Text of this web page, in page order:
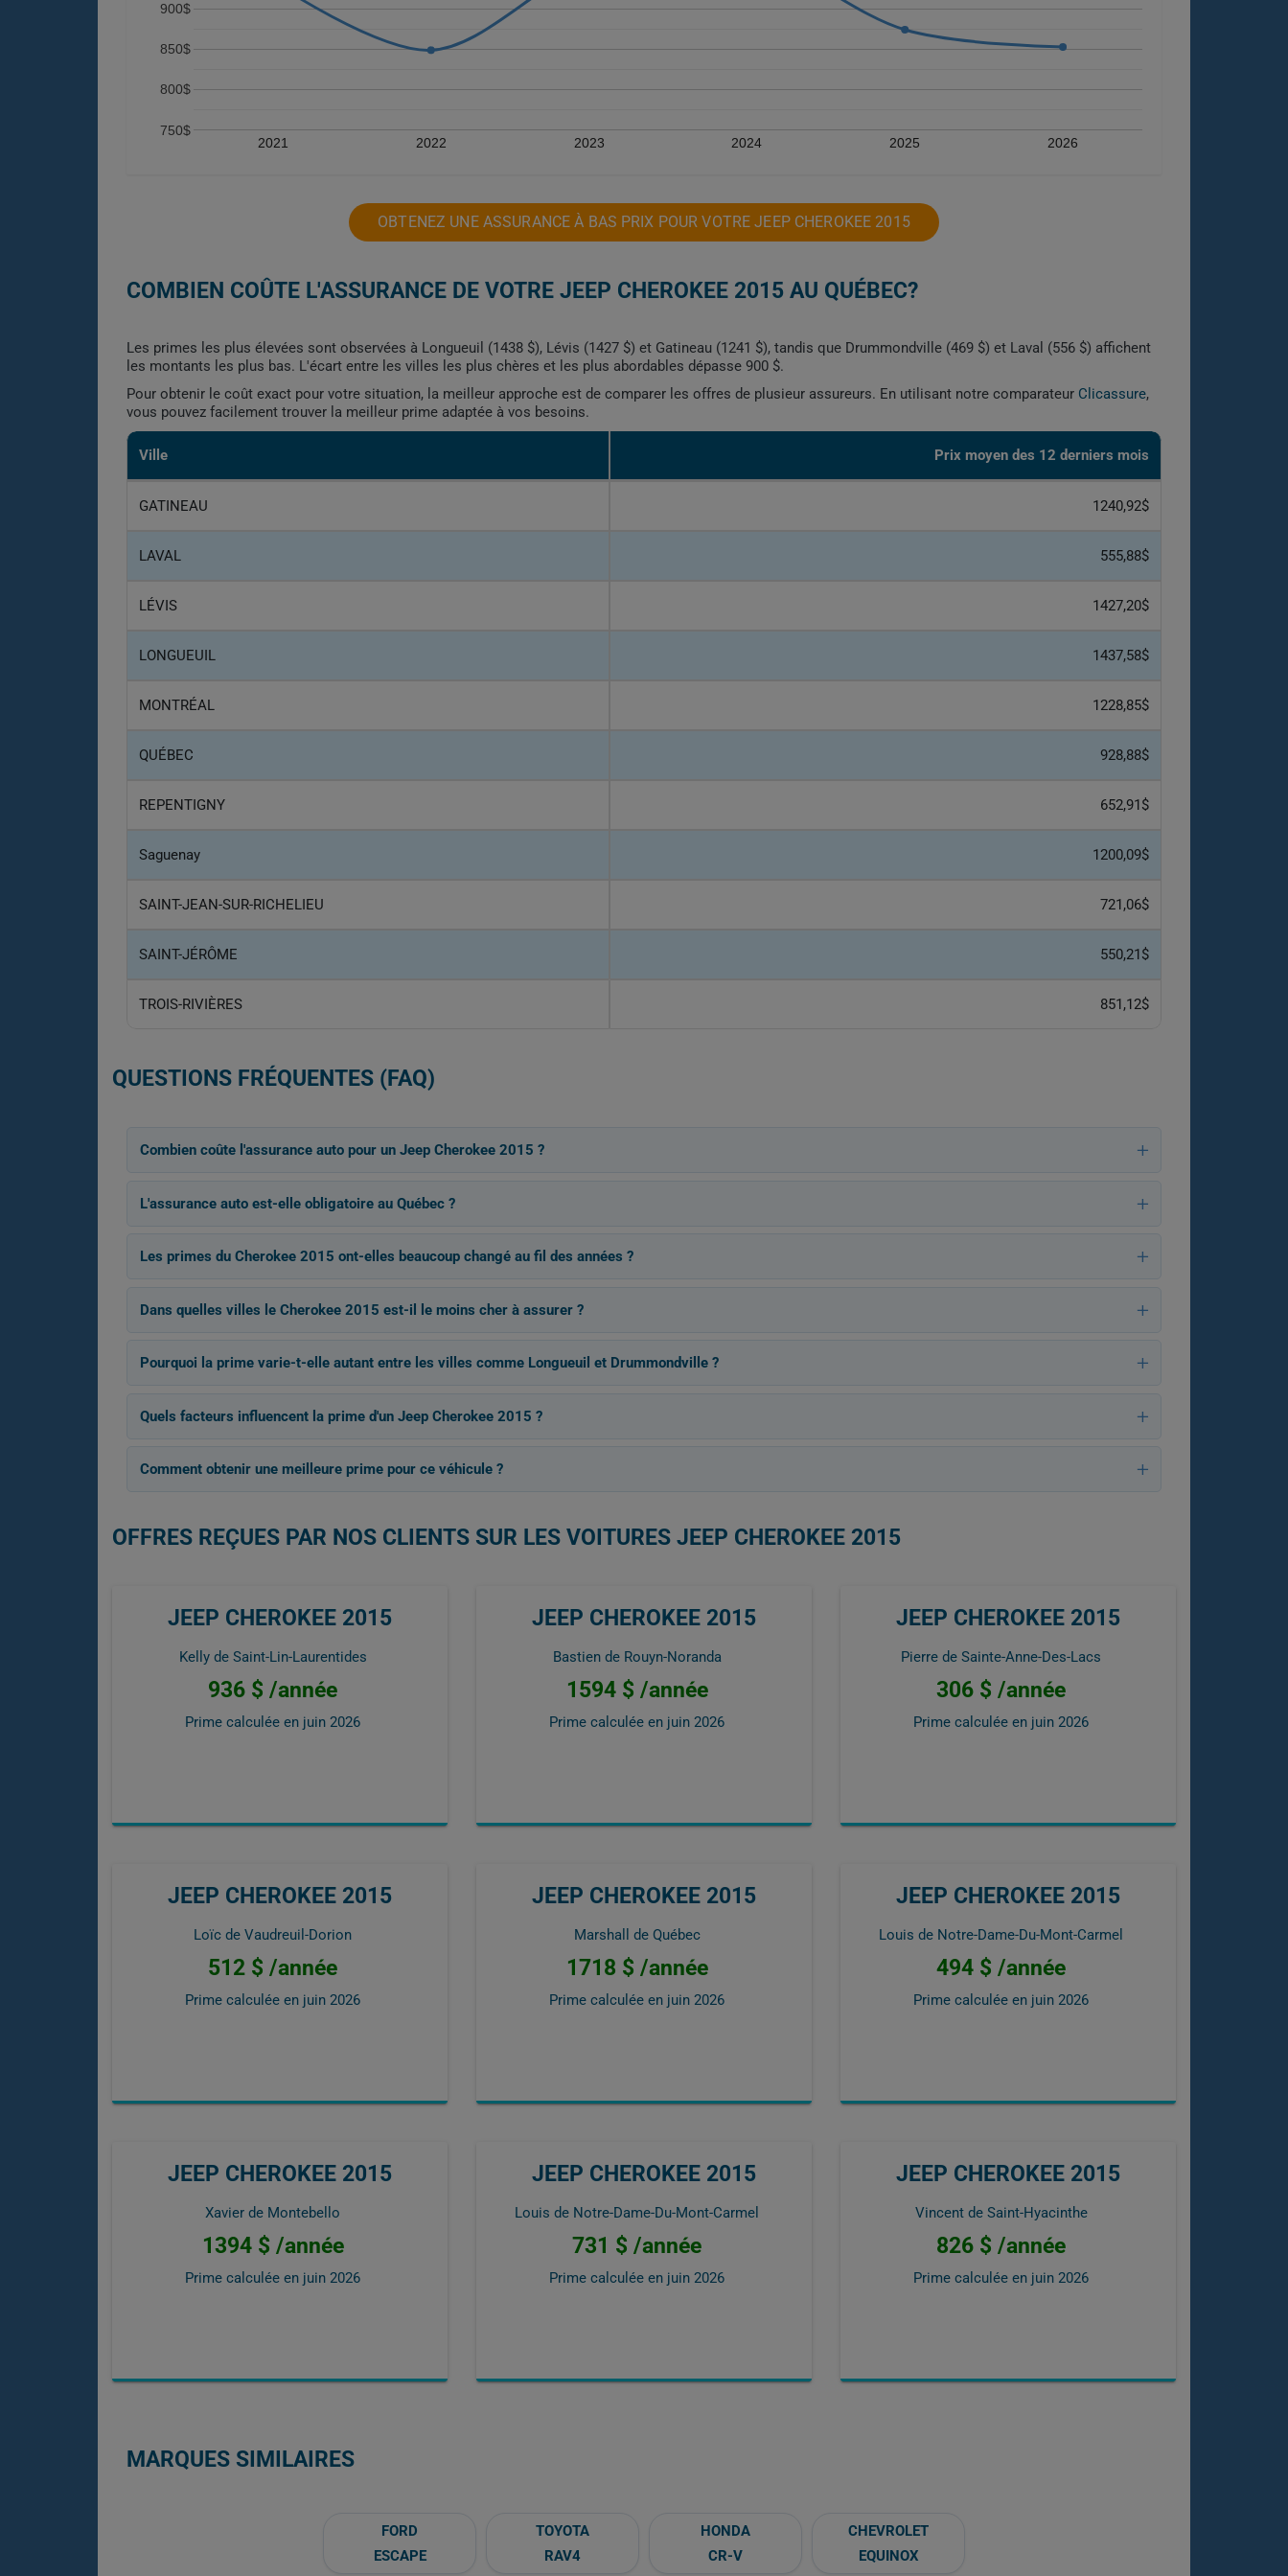
2021 2022 2023 2024 2025 2026
750$
800$
850$
900$
OBTENEZ UNE ASSURANCE À BAS PRIX POUR VOTRE JEEP CHEROKEE 2015
COMBIEN COÛTE L'ASSURANCE DE VOTRE JEEP CHEROKEE 2015 AU QUÉBEC?
Les primes les plus élevées sont observées à Longueuil (1438 $), Lévis (1427 $) et Gatineau (1241 $), tandis que Drummondville (469 $) et Laval (556 $) affichent
les montants les plus bas. L'écart entre les villes les plus chères et les plus abordables dépasse 900 $.
Pour obtenir le coût exact pour votre situation, la meilleur approche est de comparer les offres de plusieur assureurs. En utilisant notre comparateur Clicassure,
vous pouvez facilement trouver la meilleur prime adaptée à vos besoins.
Ville Prix ​​moyen des 12 derniers mois
GATINEAU 1240,92$
LAVAL 555,88$
LÉVIS 1427,20$
LONGUEUIL 1437,58$
MONTRÉAL 1228,85$
QUÉBEC 928,88$
REPENTIGNY 652,91$
Saguenay 1200,09$
SAINT-JEAN-SUR-RICHELIEU 721,06$
SAINT-JÉRÔME 550,21$
TROIS-RIVIÈRES 851,12$
QUESTIONS FRÉQUENTES (FAQ)
Combien coûte l'assurance auto pour un Jeep Cherokee 2015 ?
L'assurance auto est-elle obligatoire au Québec ?
Les primes du Cherokee 2015 ont-elles beaucoup changé au fil des années ?
Dans quelles villes le Cherokee 2015 est-il le moins cher à assurer ?
Pourquoi la prime varie-t-elle autant entre les villes comme Longueuil et Drummondville ?
Quels facteurs influencent la prime d'un Jeep Cherokee 2015 ?
Comment obtenir une meilleure prime pour ce véhicule ?
OFFRES REÇUES PAR NOS CLIENTS SUR LES VOITURES JEEP CHEROKEE 2015
JEEP CHEROKEE 2015
Kelly de Saint-Lin-Laurentides
936 $ /année
Prime calculée en juin 2026
JEEP CHEROKEE 2015
Bastien de Rouyn-Noranda
1594 $ /année
Prime calculée en juin 2026
JEEP CHEROKEE 2015
Pierre de Sainte-Anne-Des-Lacs
306 $ /année
Prime calculée en juin 2026
JEEP CHEROKEE 2015
Loïc de Vaudreuil-Dorion
512 $ /année
Prime calculée en juin 2026
JEEP CHEROKEE 2015
Marshall de Québec
1718 $ /année
Prime calculée en juin 2026
JEEP CHEROKEE 2015
Louis de Notre-Dame-Du-Mont-Carmel
494 $ /année
Prime calculée en juin 2026
JEEP CHEROKEE 2015
Xavier de Montebello
1394 $ /année
Prime calculée en juin 2026
JEEP CHEROKEE 2015
Louis de Notre-Dame-Du-Mont-Carmel
731 $ /année
Prime calculée en juin 2026
JEEP CHEROKEE 2015
Vincent de Saint-Hyacinthe
826 $ /année
Prime calculée en juin 2026
MARQUES SIMILAIRES
FORD
ESCAPE
TOYOTA
RAV4
HONDA
CR-V
CHEVROLET
EQUINOX